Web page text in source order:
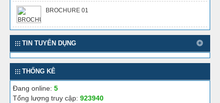
BROCHURE 01
TIN TUYỂN DỤNG
THỐNG KÊ
Đang online: 5
Tổng lượng truy cập: 923940